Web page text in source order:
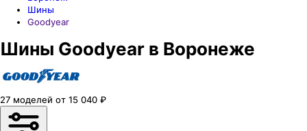
Шины
Goodyear
Шины Goodyear в Воронеже
27 моделей от 15 040 ₽